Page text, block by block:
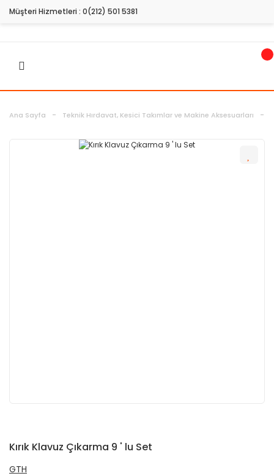
Müşteri Hizmetleri : 0(212) 501 5381
Ana Sayfa Teknik Hırdavat, Kesici Takımlar ve Makine Aksesuarları
Kırık Klavuz Çıkarma 9 ' lu Set
GTH